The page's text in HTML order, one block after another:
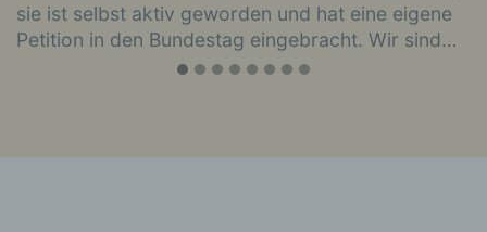
sie ist selbst aktiv geworden und hat eine eigene
Petition in den Bundestag eingebracht. Wir sind…